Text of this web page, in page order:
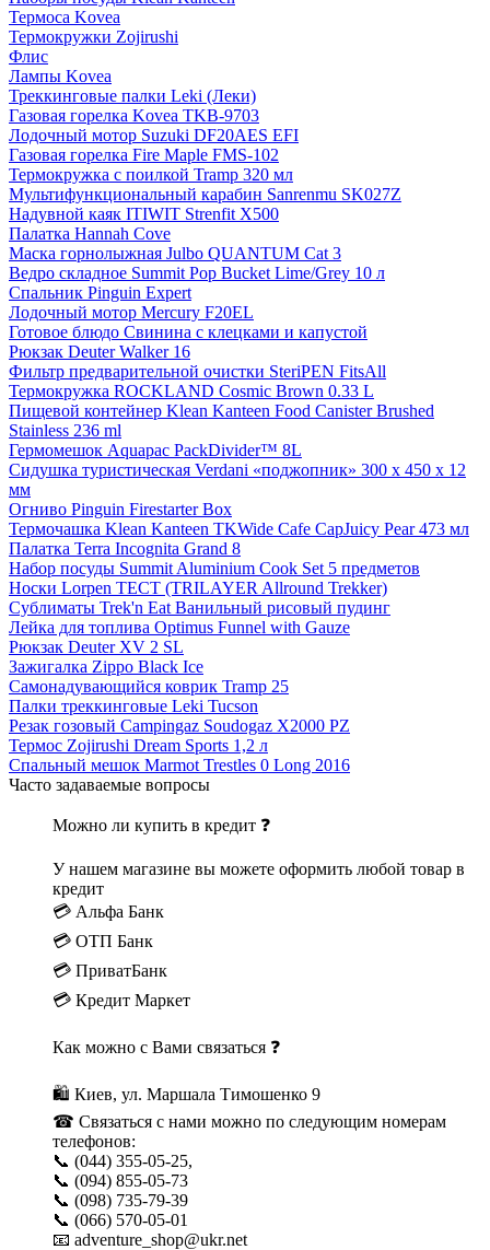
Термоса Kovea
Термокружки Zojirushi
Флис
Лампы Kovea
Треккинговые палки Leki (Леки)
Газовая горелка Kovea TKB-9703
Лодочный мотор Suzuki DF20AES EFI
Газовая горелка Fire Maple FMS-102
Термокружка с поилкой Tramp 320 мл
Мультифункциональный карабин Sanrenmu SK027Z
Надувной каяк ITIWIT Strenfit X500
Палатка Hannah Cove
Маска горнолыжная Julbo QUANTUM Cat 3
Ведро складное Summit Pop Bucket Lime/Grey 10 л
Спальник Pinguin Expert
Лодочный мотор Mercury F20EL
Готовое блюдо Свинина с клецками и капустой
Рюкзак Deuter Walker 16
Фильтр предварительной очистки SteriPEN FitsAll
Термокружка ROCKLAND Cosmic Brown 0.33 L
Пищевой контейнер Klean Kanteen Food Canister Brushed
Stainless 236 ml
Гермомешок Aquapac PackDivider™ 8L
Сидушка туристическая Verdani «поджопник» 300 x 450 х 12
мм
Огниво Pinguin Firestarter Box
Термочашка Klean Kanteen TKWide Cafe CapJuicy Pear 473 мл
Палатка Terra Incognita Grand 8
Набор посуды Summit Aluminium Cook Set 5 предметов
Носки Lorpen TECT (TRILAYER Allround Trekker)
Сублиматы Trek'n Eat Ванильный рисовый пудинг
Лейка для топлива Optimus Funnel with Gauze
Рюкзак Deuter XV 2 SL
Зажигалка Zippo Black Ice
Самонадувающийся коврик Tramp 25
Палки треккинговые Leki Tucson
Резак гозовый Campingaz Soudogaz X2000 PZ
Термос Zojirushi Dream Sports 1,2 л
Спальный мешок Marmot Trestles 0 Long 2016
Часто задаваемые вопросы
Можно ли купить в кредит ❓
У нашем магазине вы можете оформить любой товар в
кредит
💳 Альфа Банк
💳 ОТП Банк
💳 ПриватБанк
💳 Кредит Маркет
Как можно с Вами связаться ❓
🛍 Киев, ул. Маршала Тимошенко 9
☎ Связаться с нами можно по следующим номерам
телефонов:
📞 (044) 355-05-25,
📞 (094) 855-05-73
📞 (098) 735-79-39
📞 (066) 570-05-01
📧 adventure_shop@ukr.net